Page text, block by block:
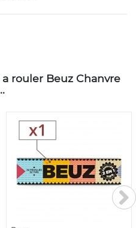
rouler Beuz Chanvre